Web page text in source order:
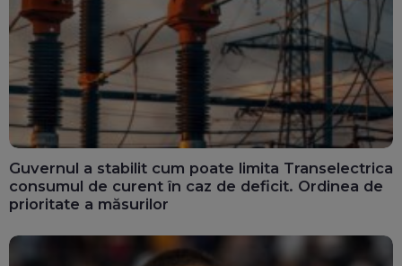
Guvernul a stabilit cum poate limita Transelectrica
consumul de curent în caz de deficit. Ordinea de
prioritate a măsurilor